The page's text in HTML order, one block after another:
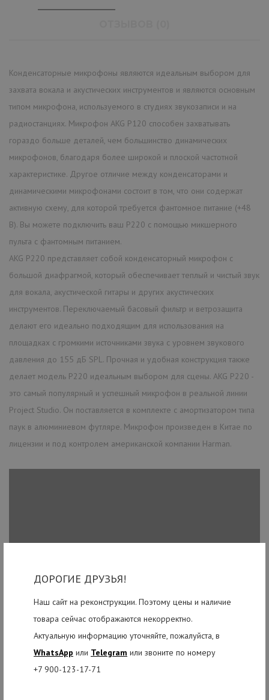
ДОРОГИЕ ДРУЗЬЯ!
Наш сайт на реконструкции. Поэтому цены и наличие
товара сейчас отображаются некорректно.
Актуальную информацию уточняйте, пожалуйста, в
WhatsApp или Telegram или звоните по номеру
+7 900-123-17-71
Конденсаторные микрофоны являются идеальным выбором для
захвата вокала и акустических инструментов и являются основным
типом микрофона, используемого в студиях звукозаписи и на
радиостанциях. Микрофон AKG P120 способен захватывать
гораздо больше деталей, чем большинство динамических
микрофонов, благодаря более широкой и плоской частотной
характеристике. Другое отличие между конденсаторами и
динамическими микрофонами состоит в том, что они содержат
активную схему, для которой требуется фантомное питание (+48
В). Вы можете подключить ваш P220 с помощью микшерного
пульта с фантомным питанием.
AKG P220 представляет собой конденсаторный микрофон с
большой диафрагмой, который обеспечивает теплый и чистый звук
для вокала, акустической гитары и других акустических
инструментов. Переключаемый басовый фильтр и ветрозащита
делают его идеально подходящим для использования на
площадках с громкими источниками звука с уровнем звукового
давления до 155 дБ SPL. Прочная и удобная конструкция также
делает модель P220 идеальным выбором для сцены. AKG P220 -
это самый популярный и успешный микрофон в реальной линии
Project Studio. Он поставляется в комплекте с амортизатором типа
паук в алюминиевом футляре. Микрофон произведен в Китае по
лицензии и под контролем американской компании Harman.